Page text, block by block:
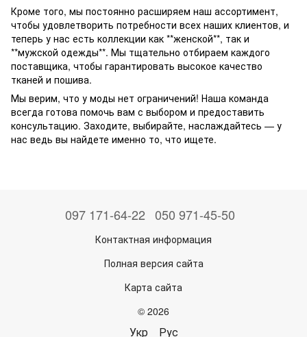
Кроме того, мы постоянно расширяем наш ассортимент,
чтобы удовлетворить потребности всех наших клиентов, и
теперь у нас есть коллекции как **женской**, так и
**мужской одежды**. Мы тщательно отбираем каждого
поставщика, чтобы гарантировать высокое качество
тканей и пошива.
Мы верим, что у моды нет ограничений! Наша команда
всегда готова помочь вам с выбором и предоставить
консультацию. Заходите, выбирайте, наслаждайтесь — у
нас ведь вы найдете именно то, что ищете.
097 171-64-22 050 971-45-50
Контактная информация
Полная версия сайта
Карта сайта
© 2026
Укр Рус